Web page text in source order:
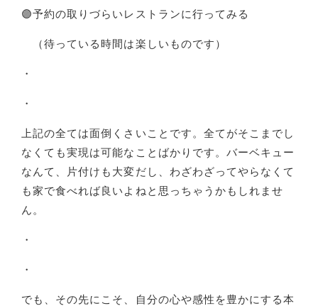
🟣予約の取りづらいレストランに行ってみる
（待っている時間は楽しいものです）
・
・
上記の全ては面倒くさいことです。全てがそこまでし
なくても実現は可能なことばかりです。バーベキュー
なんて、片付けも大変だし、わざわざってやらなくて
も家で食べれば良いよねと思っちゃうかもしれませ
ん。
・
・
でも、その先にこそ、自分の心や感性を豊かにする本